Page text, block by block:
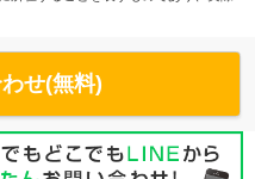
せ(無料)